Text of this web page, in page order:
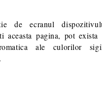
de ecranul
aceasta pagina, pot
ale culorilor